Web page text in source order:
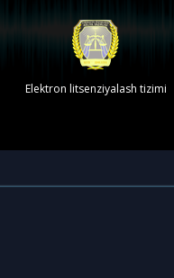
Elektron litsenziyalash tizimi